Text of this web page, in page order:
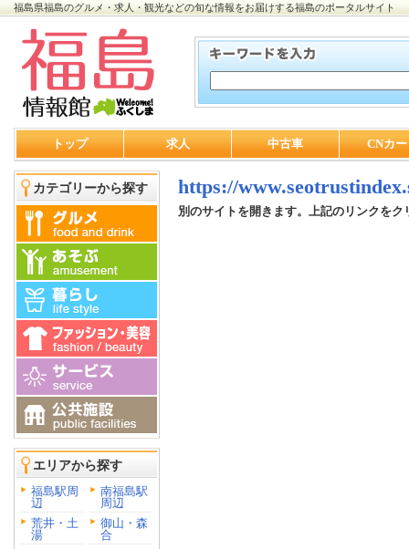
福島県福島のグルメ・求人・観光などの旬な情報をお届けする福島のポータルサイト
トップ 求人 中古車 CNカ
カテゴリーから探す
エリアから探す
福島駅周
辺
南福島駅
周辺
荒井・土
湯
御山・森
合
https://
別のサイトを開きます。上記のリンクをク